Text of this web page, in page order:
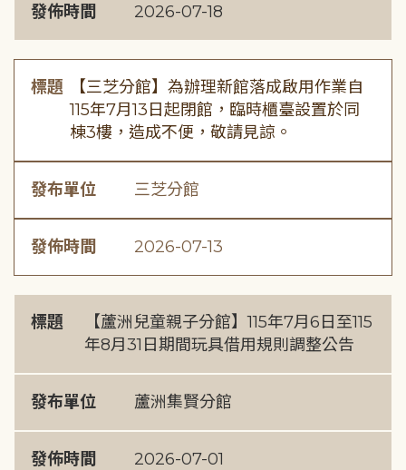
發佈時間 2026-07-18
標題
【三芝分館】為辦理新館落成啟用作業自
115年7月13日起閉館，臨時櫃臺設置於同
棟3樓，造成不便，敬請見諒。
發布單位 三芝分館
發佈時間 2026-07-13
標題
【蘆洲兒童親子分館】115年7月6日至115
年8月31日期間玩具借用規則調整公告
發布單位 蘆洲集賢分館
發佈時間 2026-07-01